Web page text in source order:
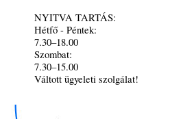
NYITVA TARTÁS:
Hétfő - Péntek:
7.30–18.00
Szombat:
7.30–15.00
Váltott ügyeleti szolgálat!